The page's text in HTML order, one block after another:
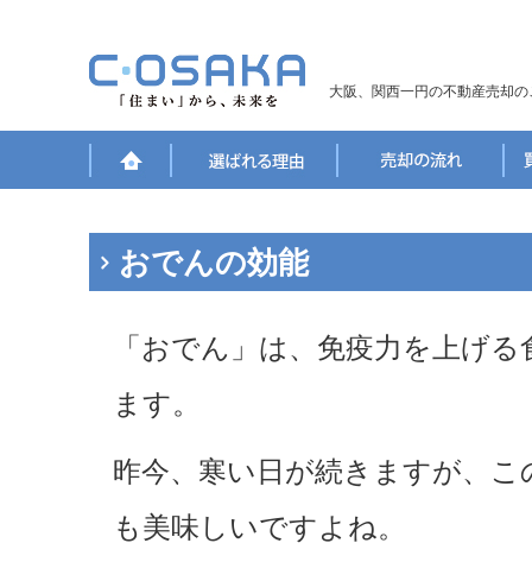
大阪、関西一円の不動産売却
おでんの効能
「おでん」は、免疫力を上げ
ます。
昨今、寒い日が続きますが、
も美味しいですよね。